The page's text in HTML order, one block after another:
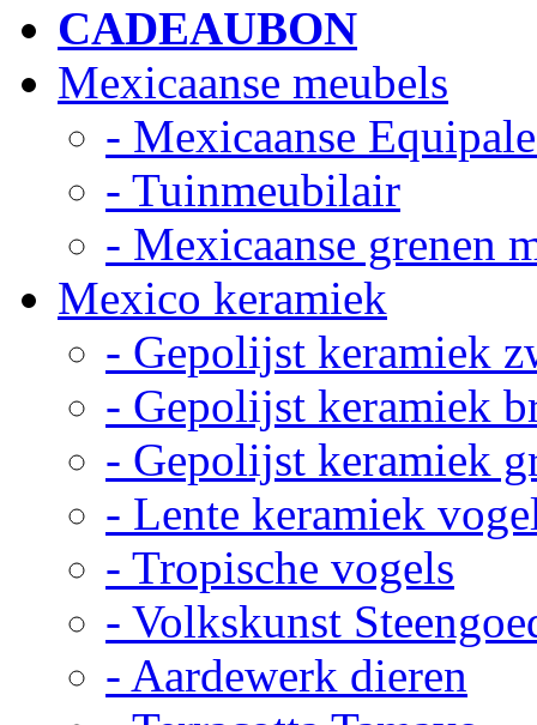
CADEAUBON
Mexicaanse meubels
- Mexicaanse
- Tuinmeubilair
- Mexicaanse grenen
Mexico keramiek
- Gepolijst keramiek
- Gepolijst keramiek
- Gepolijst keramiek
- Lente keramiek
- Tropische vogels
- Volkskunst
- Aardewerk dieren